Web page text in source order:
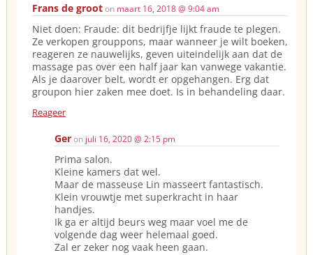
Frans de grooton maart 16, 2018 @ 9:04 am
Niet doen: Fraude: dit bedrijfje lijkt fraude te plegen.
Ze verkopen grouppons, maar wanneer je wilt boeken,
reageren ze nauwelijks, geven uiteindelijk aan dat de
massage pas over een half jaar kan vanwege vakantie.
Als je daarover belt, wordt er opgehangen. Erg dat
groupon hier zaken mee doet. Is in behandeling daar.
Reageer
Geron juli 16, 2020 @ 2:15 pm
Prima salon.
Kleine kamers dat wel.
Maar de masseuse Lin masseert fantastisch.
Klein vrouwtje met superkracht in haar
handjes.
Ik ga er altijd beurs weg maar voel me de
volgende dag weer helemaal goed.
Zal er zeker nog vaak heen gaan.